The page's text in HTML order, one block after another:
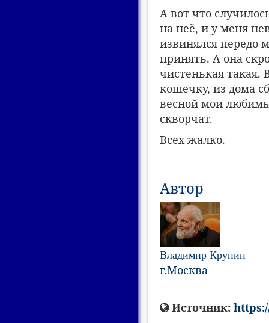
А вот что
на неё, и у меня
извинялся передо
принять. А она
чистенькая такая.
кошечку, из дома
весной мои
скворчат.
Всех жалко.
Автор
Владимир Крупин
г.Москва
Источник: